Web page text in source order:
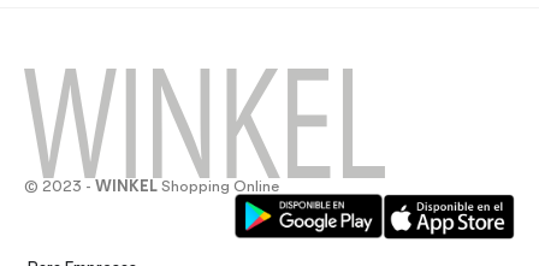
© 2023 - WINKEL Shopping Online